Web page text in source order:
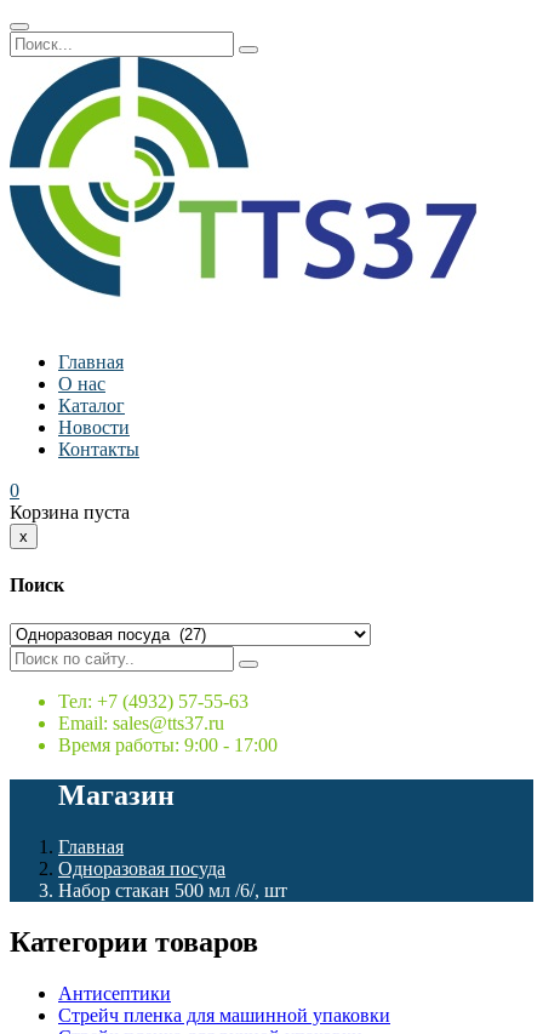
Главная
О нас
Каталог
Новости
Контакты
0
Корзина пуста
x
Поиск
Тел: +7 (4932) 57-55-63
Email: sales@tts37.ru
Время работы: 9:00 - 17:00
Магазин
Главная
Одноразовая посуда
Набор стакан 500 мл /6/, шт
Категории товаров
Антисептики
Стрейч пленка для машинной упаковки